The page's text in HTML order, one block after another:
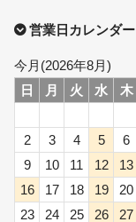
営業日カレンダー
今月(2026年8月)
日
月 火 水 木
2
3 4 5 6
9
10 11 12 13
16
17 18 19 20
23
24 25 26 27